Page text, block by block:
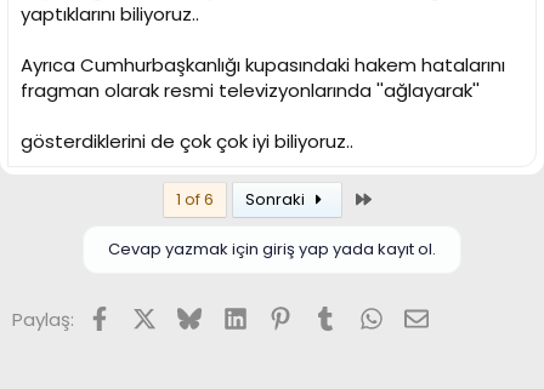
yaptıklarını biliyoruz..
Ayrıca Cumhurbaşkanlığı kupasındaki hakem hatalarını
fragman olarak resmi televizyonlarında ''ağlayarak''
gösterdiklerini de çok çok iyi biliyoruz..
1 of 6 Sonraki
Cevap yazmak için giriş yap yada kayıt ol.
Paylaş: FacebookX (Twitter)
BlueskyLinkedInPinterest
TumblrWhatsApp
E-posta